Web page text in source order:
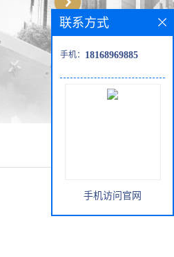
联系方式
手机： 18168969885
手机访问官网